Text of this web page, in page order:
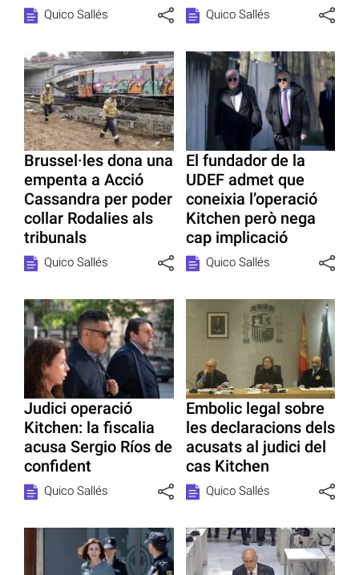
Quico Sallés Quico Sallés
Brussel·les dona una
empenta a Acció
Cassandra per poder
collar Rodalies als
tribunals
Quico Sallés
El fundador de la
UDEF admet que
coneixia l’operació
Kitchen però nega
cap implicació
Quico Sallés
Judici operació
Kitchen: la fiscalia
acusa Sergio Ríos de
confident
Quico Sallés
Embolic legal sobre
les declaracions dels
acusats al judici del
cas Kitchen
Quico Sallés